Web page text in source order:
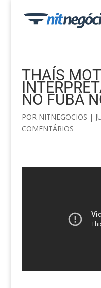
THAÍS
NO FUBÁ
POR NITNEGOCIOS |
COMENTÁRIOS